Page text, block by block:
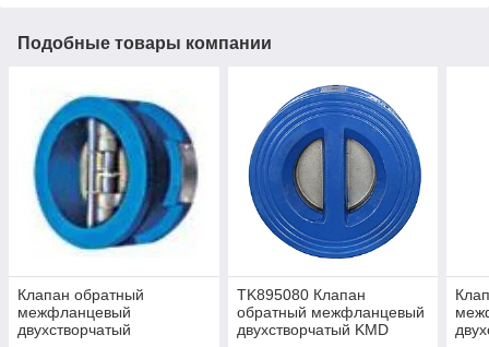
Подобные товары компании
Клапан обратный
межфланцевый
двухстворчатый
TK895080 Клапан
обратный межфланцевый
двухстворчатый KMD